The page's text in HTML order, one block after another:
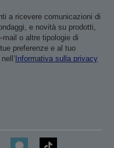
a ricevere comunicazioni di
e novità su prodotti,
o altre tipologie di
preferenze e al tuo
Informativa sulla privacy